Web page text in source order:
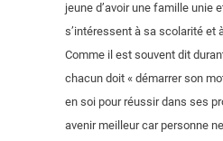
jeune d’avoir une famille unie
s’intéressent à sa scolarité et
Comme il est souvent dit
chacun doit « démarrer son
en soi pour réussir dans ses
avenir meilleur car personne